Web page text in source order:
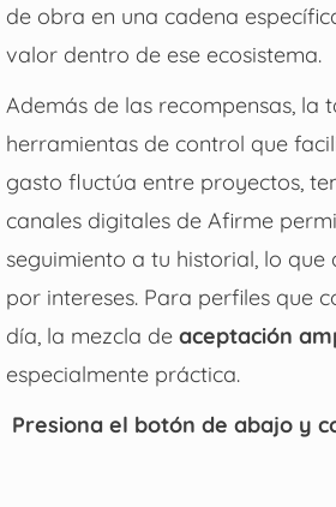
de obra en una cadena
valor dentro de ese ecosistema.
Además de las recompensas, la
herramientas de control que
gasto fluctúa entre proyectos,
canales digitales de Afirme
seguimiento a tu historial, lo
por intereses. Para perfiles que
día, la mezcla de aceptación
especialmente práctica.
Presiona el botón de abajo y